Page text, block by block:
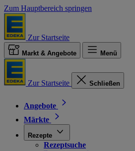
Zum Hauptbereich springen
Zur Startseite
Markt & Angebote Menü
Zur Startseite Schließen
Angebote
Märkte
Rezepte
Rezeptsuche